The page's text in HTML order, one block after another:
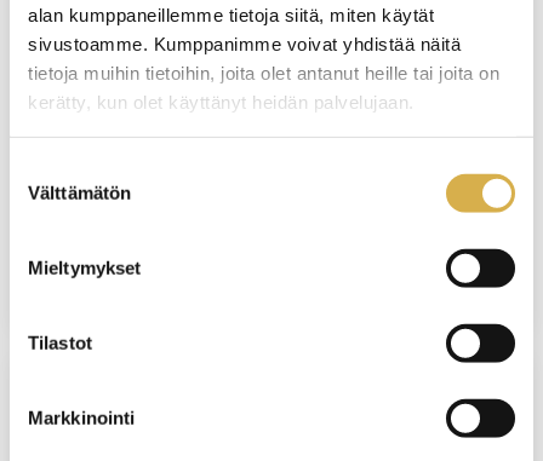
alan kumppaneillemme tietoja siitä, miten käytät
sivustoamme. Kumppanimme voivat yhdistää näitä
tietoja muihin tietoihin, joita olet antanut heille tai joita on
kerätty, kun olet käyttänyt heidän palvelujaan.
valinta
Välttämätön
Mieltymykset
Tilastot
Markkinointi
PORVOO
Hygieniapassikoulutus ja -testi
10.11.2026
VERKKOTOTEUTUS